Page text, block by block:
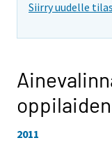
Siirry uudelle
2011